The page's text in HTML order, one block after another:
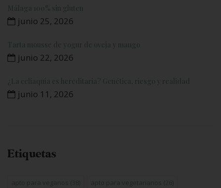
Málaga 100% sin gluten
junio 25, 2026
Tarta mousse de yogur de oveja y mango
junio 22, 2026
¿La celiaquía es hereditaria? Genética, riesgo y realidad
junio 11, 2026
Etiquetas
apto para veganos (38) apto para vegetarianos (26)